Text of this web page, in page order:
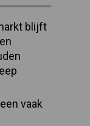
blijft
vaak